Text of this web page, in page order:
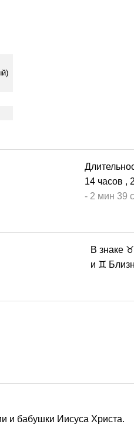
14 часов ,
- 2 мин 39
В знаке
и ♊
и бабушки Иисуса Христа.